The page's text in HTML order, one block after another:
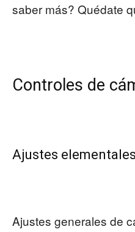
saber más? Quédate
Controles de
Ajustes elementales
Ajustes generales de